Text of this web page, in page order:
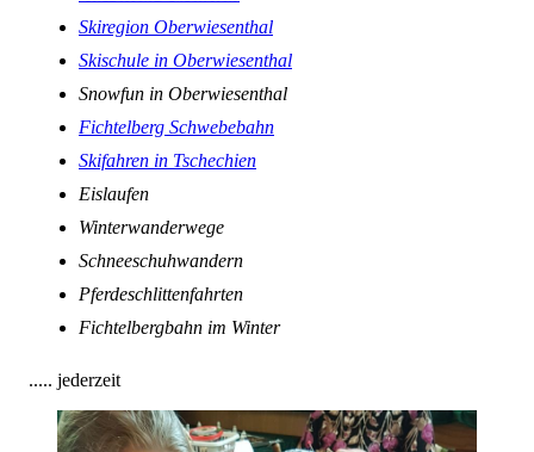
Skiregion Oberwiesenthal
Skischule in Oberwiesenthal
Snowfun in Oberwiesenthal
Fichtelberg Schwebebahn
Skifahren in Tschechien
Eislaufen
Winterwanderwege
Schneeschuhwandern
Pferdeschlittenfahrten
Fichtelbergbahn im Winter
..... jederzeit